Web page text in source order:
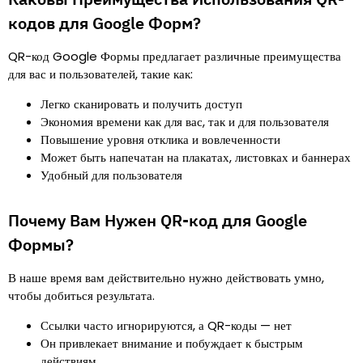
кодов для Google Форм?
QR-код Google Формы предлагает различные преимущества
для вас и пользователей, такие как:
Легко сканировать и получить доступ
Экономия времени как для вас, так и для пользователя
Повышение уровня отклика и вовлеченности
Может быть напечатан на плакатах, листовках и баннерах
Удобный для пользователя
Почему Вам Нужен QR-код для Google
Формы?
В наше время вам действительно нужно действовать умно,
чтобы добиться результата.
Ссылки часто игнорируются, а QR-коды — нет
Он привлекает внимание и побуждает к быстрым